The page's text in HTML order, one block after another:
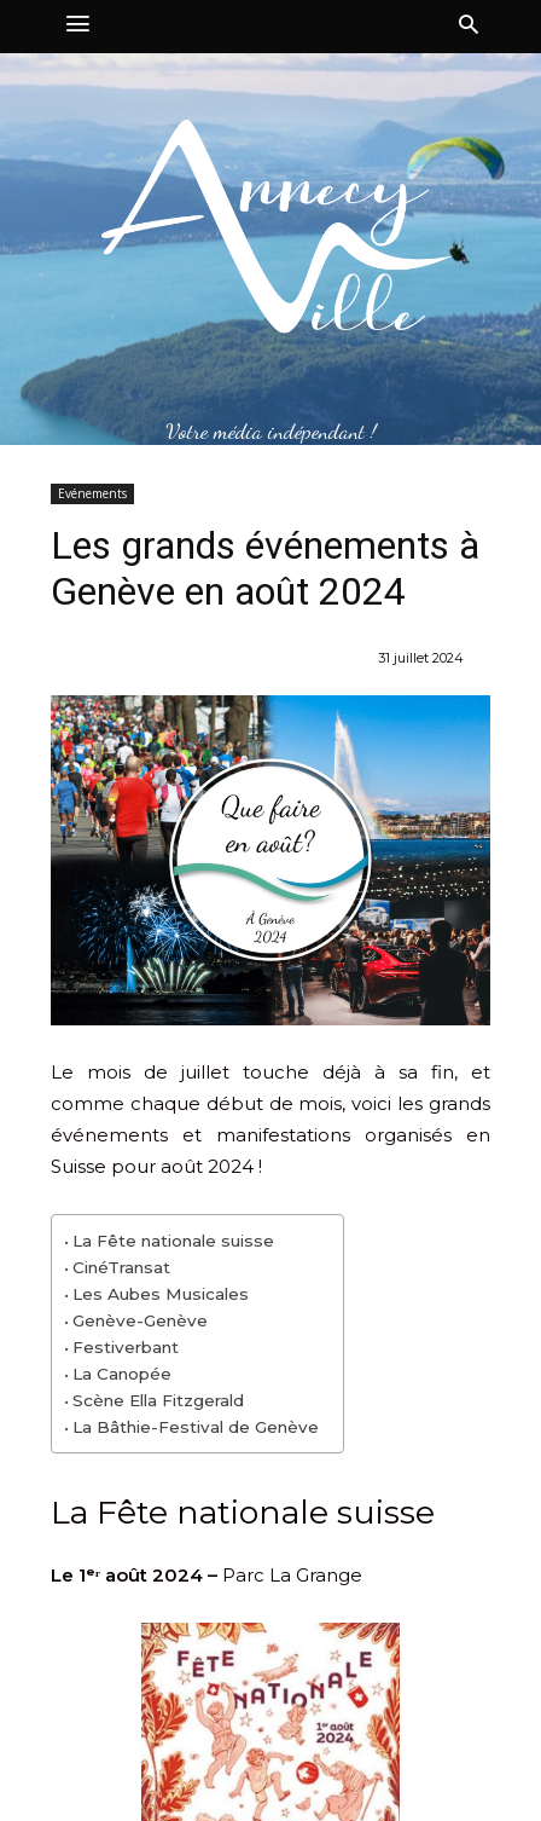
Votre média indépendant !
Evénements
Les grands événements à
Genève en août 2024
31 juillet 2024
Le mois de juillet touche déjà à sa fin, et
comme chaque début de mois, voici les grands
événements et manifestations organisés en
Suisse pour août 2024 !
La Fête nationale suisse
CinéTransat
Les Aubes Musicales
Genève-Genève
Festiverbant
La Canopée
Scène Ella Fitzgerald
La Bâthie-Festival de Genève
La Fête nationale suisse
Le 1ᵉʳ août 2024 – Parc La Grange